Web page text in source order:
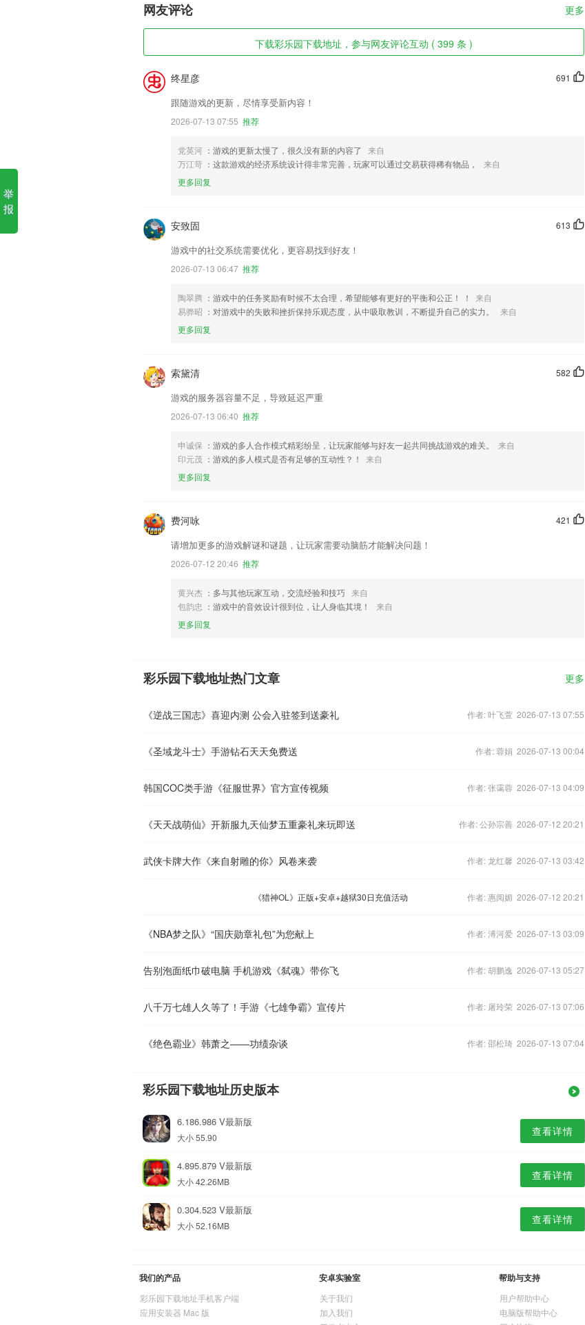
网友评论 更多
下载彩乐园下载地址，参与网友评论互动 ( 399 条 )
691
终星彦
跟随游戏的更新，尽情享受新内容！
2026-07-13 07:55 推荐
党英河 ：游戏的更新太慢了，很久没有新的内容了
来自
万江苛 ：这款游戏的经济系统设计得非常完善，玩家可以通过交易获得稀有物品，
来自
更多回复
613
安致固
游戏中的社交系统需要优化，更容易找到好友！
2026-07-13 06:47 推荐
陶翠腾 ：游戏中的任务奖励有时候不太合理，希望能够有更好的平衡和公正！ ！
来自
易骅昭 ：对游戏中的失败和挫折保持乐观态度，从中吸取教训，不断提升自己的实力。
来自
更多回复
582
索黛清
游戏的服务器容量不足，导致延迟严重
2026-07-13 06:40 推荐
申诚保 ：游戏的多人合作模式精彩纷呈，让玩家能够与好友一起共同挑战游戏的难关。
来自
印元茂 ：游戏的多人模式是否有足够的互动性？！
来自
更多回复
421
费河咏
请增加更多的游戏解谜和谜题，让玩家需要动脑筋才能解决问题！
2026-07-12 20:46 推荐
黄兴杰 ：多与其他玩家互动，交流经验和技巧 来自
包韵忠 ：游戏中的音效设计很到位，让人身临其境！
来自
更多回复
彩乐园下载地址热门文章 更多
《逆战三国志》喜迎内测 公会入驻签到送豪礼 作者: 叶飞萱 2026-07-13 07:55
《圣域龙斗士》手游钻石天天免费送 作者: 蓉娟 2026-07-13 00:04
韩国COC类手游《征服世界》官方宣传视频 作者: 张霭蓉 2026-07-13 04:09
《天天战萌仙》开新服九天仙梦五重豪礼来玩即送 作者: 公孙宗善 2026-07-12 20:21
武侠卡牌大作《来自射雕的你》风卷来袭 作者: 龙红馨 2026-07-13 03:42
《猎神OL》正版+安卓+越狱30日充值活动 作者: 惠阅媚 2026-07-12 20:21
《NBA梦之队》“国庆勋章礼包”为您献上 作者: 溥河爱 2026-07-13 03:09
告别泡面纸巾破电脑 手机游戏《弑魂》带你飞 作者: 胡鹏逸 2026-07-13 05:27
八千万七雄人久等了！手游《七雄争霸》宣传片 作者: 屠玲荣 2026-07-13 07:06
《绝色霸业》韩萧之——功绩杂谈 作者: 邵松琦 2026-07-13 07:04
彩乐园下载地址历史版本
6.186.986 V最新版
大小 55.90 查看详情
4.895.879 V最新版
大小 42.26MB 查看详情
0.304.523 V最新版
大小 52.16MB 查看详情
我们的产品
彩乐园下载地址手机客户端
应用安装器 Mac 版
安卓实验室
关于我们
加入我们
帮助与支持
用户帮助中心
电脑版帮助中心
举
报